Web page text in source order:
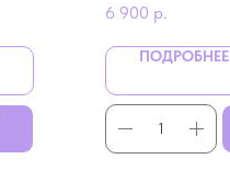
6 900 р.
ПОДРОБНЕЕ